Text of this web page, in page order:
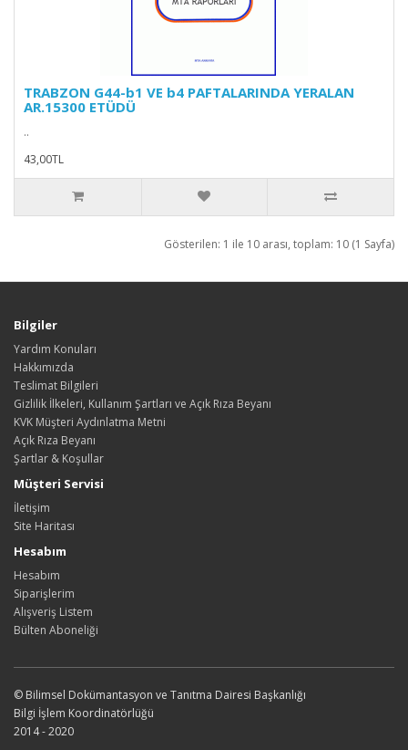
TRABZON G44-b1 VE b4 PAFTALARINDA YERALAN
AR.15300 ETÜDÜ
..
43,00TL
Gösterilen: 1 ile 10 arası, toplam: 10 (1 Sayfa)
Bilgiler
Yardım Konuları
Hakkımızda
Teslimat Bilgileri
Gizlilik İlkeleri, Kullanım Şartları ve Açık Rıza Beyanı
KVK Müşteri Aydınlatma Metni
Açık Rıza Beyanı
Şartlar & Koşullar
Müşteri Servisi
İletişim
Site Haritası
Hesabım
Hesabım
Siparişlerim
Alışveriş Listem
Bülten Aboneliği
© Bilimsel Dokümantasyon ve Tanıtma Dairesi Başkanlığı
Bilgi İşlem Koordinatörlüğü
2014 - 2020